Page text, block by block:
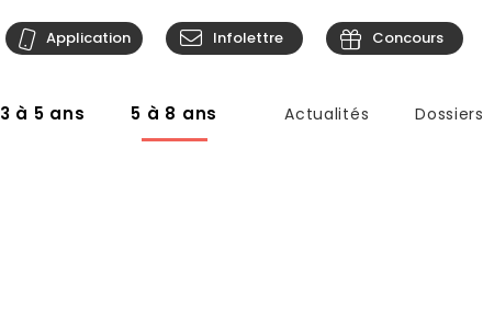
3 à 5 ans 5 à 8 ans Actualités Dossiers
Application Infolettre Concours